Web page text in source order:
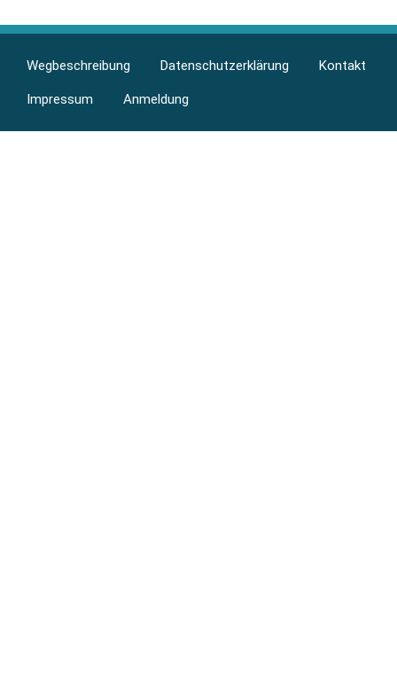
Berufsfelder
Footer
menu
Wegbeschreibung Datenschutzerklärung Kontakt
Impressum Anmeldung